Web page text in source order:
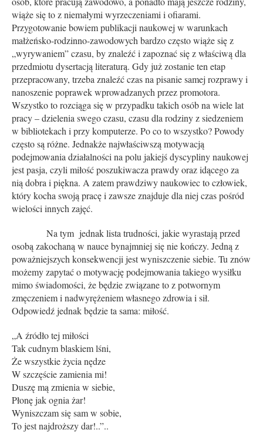
wiąże się to z niemałymi wyrzeczeniami i ofiarami.
Przygotowanie bowiem publikacji naukowej w warunkach
małżeńsko-rodzinno-zawodowych bardzo często wiąże się z
„wyrywaniem” czasu, by znaleźć i zapoznać się z właściwą dla
przedmiotu dysertacją literaturą. Gdy już zostanie ten etap
przepracowany, trzeba znaleźć czas na pisanie samej rozprawy i
nanoszenie poprawek wprowadzanych przez promotora.
Wszystko to rozciąga się w przypadku takich osób na wiele lat
pracy – dzielenia swego czasu, czasu dla rodziny z siedzeniem
w bibliotekach i przy komputerze. Po co to wszystko? Powody
często są różne. Jednakże najwłaściwszą motywacją
podejmowania działalności na polu jakiejś dyscypliny naukowej
jest pasja, czyli miłość poszukiwacza prawdy oraz idącego za
nią dobra i piękna. A zatem prawdziwy naukowiec to człowiek,
który kocha swoją pracę i zawsze znajduje dla niej czas pośród
wielości innych zajęć.
Na tym jednak lista trudności, jakie wyrastają przed
osobą zakochaną w nauce bynajmniej się nie kończy. Jedną z
poważniejszych konsekwencji jest wyniszczenie siebie. Tu znów
możemy zapytać o motywację podejmowania takiego wysiłku
mimo świadomości, że będzie związane to z potwornym
zmęczeniem i nadwyrężeniem własnego zdrowia i sił.
Odpowiedź jednak będzie ta sama: miłość.
„A źródło tej miłości
Tak cudnym blaskiem lśni,
Że wszystkie życia nędze
W szczęście zamienia mi!
Duszę mą zmienia w siebie,
Płonę jak ognia żar!
Wyniszczam się sam w sobie,
To jest najdroższy dar!..”..